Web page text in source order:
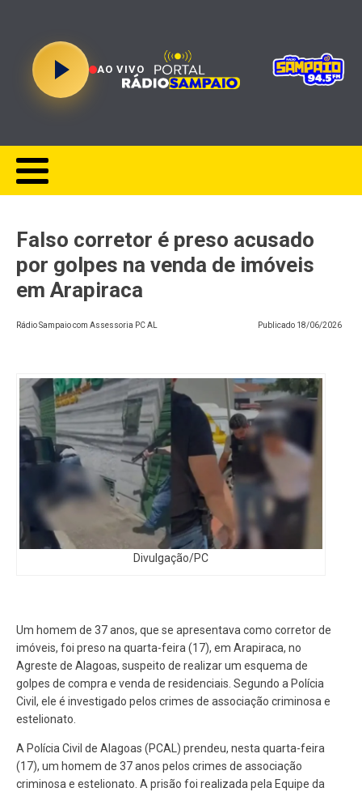
AO VIVO
Falso corretor é preso acusado
por golpes na venda de imóveis
em Arapiraca
Rádio Sampaio com Assessoria PC AL Publicado 18/06/2026
Divulgação/PC
Um homem de 37 anos, que se apresentava como corretor de
imóveis, foi preso na quarta-feira (17), em Arapiraca, no
Agreste de Alagoas, suspeito de realizar um esquema de
golpes de compra e venda de residenciais. Segundo a Polícia
Civil, ele é investigado pelos crimes de associação criminosa e
estelionato.
A Polícia Civil de Alagoas (PCAL) prendeu, nesta quarta-feira
(17), um homem de 37 anos pelos crimes de associação
criminosa e estelionato. A prisão foi realizada pela Equipe da